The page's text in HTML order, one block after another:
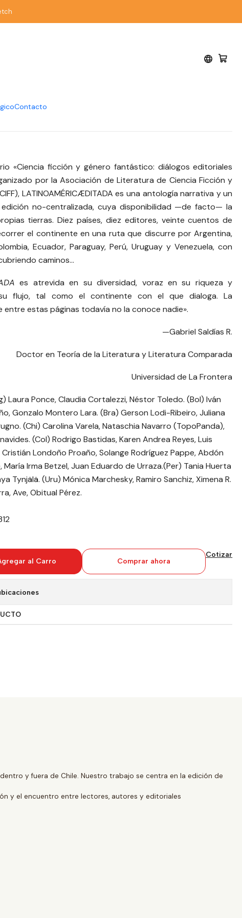
Contacto
- varios autores
No
en su región - varios
«Ciencia ficción y género fantástico: diálogos editoriales
por la Asociación de Literatura de Ciencia Ficción y
LATINOAMÉRICÆDITADA es una antología narrativa y un
no-centralizada, cuya disponibilidad —de facto— la
tierras. Diez países, diez editores, veinte cuentos de
el continente en una ruta que discurre por Argentina,
Ecuador, Paraguay, Perú, Uruguay y Venezuela, con
caminos…
es atrevida en su diversidad, voraz en su riqueza y
flujo, tal como el continente con el que dialoga. La
entre estas páginas todavía no la conoce nadie».
—Gabriel Saldías R.
Doctor en Teoría de la Literatura y Literatura Comparada
Universidad de La Frontera
Laura Ponce, Claudia Cortalezzi, Néstor Toledo. (Bol) Iván
Gonzalo Montero Lara. (Bra) Gerson Lodi-Ribeiro, Juliana
(Chi) Carolina Varela, Nataschia Navarro (TopoPanda),
(Col) Rodrigo Bastidas, Karen Andrea Reyes, Luis
Londoño Proaño, Solange Rodríguez Pappe, Abdón
María Irma Betzel, Juan Eduardo de Urraza.(Per) Tania Huerta
Tynjälä. (Uru) Mónica Marchesky, Ramiro Sanchiz, Ximena R.
Ave, Obitual Pérez.
al Carro Comprar ahora
Cotizar
y fuera de Chile. Nuestro trabajo se centra en la edición de
y el encuentro entre lectores, autores y editoriales